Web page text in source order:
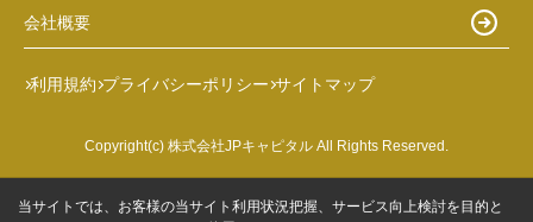
会社概要
利用規約 プライバシーポリシー サイトマップ
Copyright(c) 株式会社JPキャピタル All Rights Reserved.
当サイトでは、お客様の当サイト利用状況把握、サービス向上検討を目的と